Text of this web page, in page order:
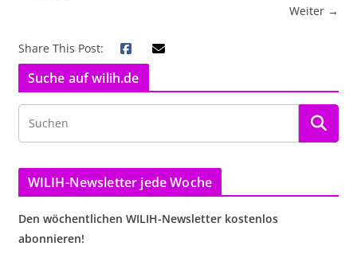
Weiter →
Share This Post:
Suche auf wilih.de
WILIH-Newsletter jede Woche
Den wöchentlichen WILIH-Newsletter kostenlos
abonnieren!